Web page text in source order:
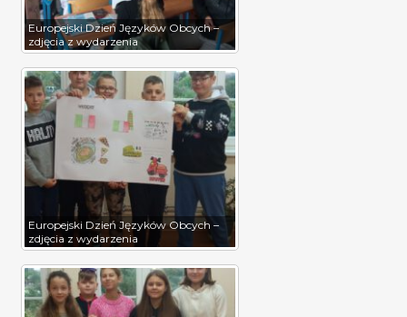
Europejski Dzień Języków Obcych –
zdjęcia z wydarzenia
Europejski Dzień Języków Obcych –
zdjęcia z wydarzenia